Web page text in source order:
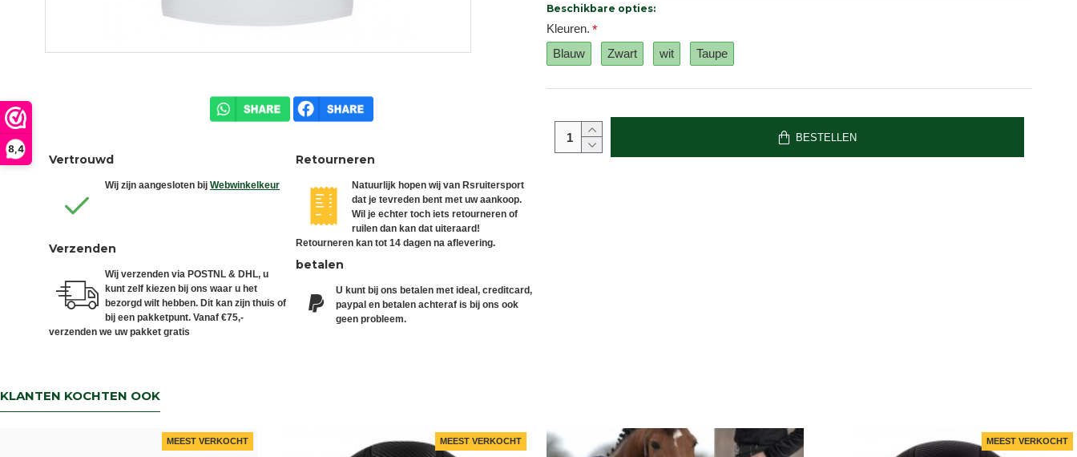
8,4
Vertrouwd
Wij zijn aangesloten bij Webwinkelkeur
Verzenden
Wij verzenden via POSTNL & DHL, u
kunt zelf kiezen bij ons waar u het
bezorgd wilt hebben. Dit kan zijn thuis of
bij een pakketpunt. Vanaf €75,-
verzenden we uw pakket gratis
Retourneren
Natuurlijk hopen wij van Rsruitersport
dat je tevreden bent met uw aankoop.
Wil je echter toch iets retourneren of
ruilen dan kan dat uiteraard!
Retourneren kan tot 14 dagen na aflevering.
betalen
U kunt bij ons betalen met ideal, creditcard,
paypal en betalen achteraf is bij ons ook
geen probleem.
Beschikbare opties:
Kleuren.
Blauw
Zwart wit Taupe
BESTELLEN
KLANTEN KOCHTEN OOK
MEEST VERKOCHT MEEST VERKOCHT MEEST VERKOCHT